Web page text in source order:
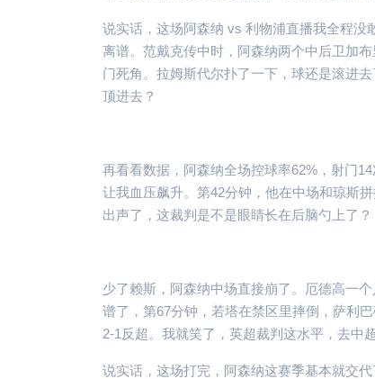
说实话，这场阿森纳 vs 利物浦直播我全程
离谱。范戴克传中时，阿森纳两个中后卫加
门死角。拉姆斯代尔扑了一下，球还是滚进
顶进去？
再看看数据，阿森纳全场控球率62%，射门
让我血压飙升。第42分钟，他在中场和琼斯
出声了，这裁判是不是眼睛长在后脑勺上了？
少了赖斯，阿森纳中场直接崩了。厄德高一
谱了，第67分钟，若塔在禁区里摔倒，萨利
2-1反超。我就笑了，英超裁判这水平，去中
说实话，这场打完，阿森纳这赛季基本就交